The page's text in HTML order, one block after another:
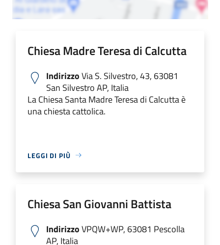
Chiesa Madre Teresa di Calcutta
IndirizzoVia S. Silvestro, 43, 63081
San Silvestro AP, Italia
La Chiesa Santa Madre Teresa di Calcutta è
una chiesta cattolica.
LEGGI DI PIÙ
Chiesa San Giovanni Battista
IndirizzoVPQW+WP, 63081 Pescolla
AP, Italia